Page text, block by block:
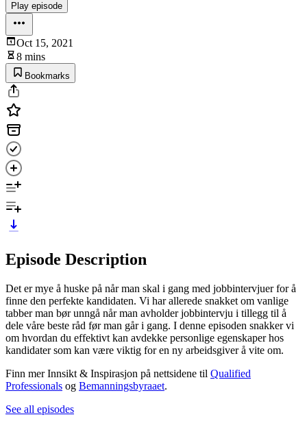
Play episode
Oct 15, 2021
8 mins
Bookmarks
Episode Description
Det er mye å huske på når man skal i gang med jobbintervjuer for å
finne den perfekte kandidaten. Vi har allerede snakket om vanlige
tabber man bør unngå når man avholder jobbintervju i tillegg til å
dele våre beste råd før man går i gang. I denne episoden snakker vi
om hvordan du effektivt kan avdekke personlige egenskaper hos
kandidater som kan være viktig for en ny arbeidsgiver å vite om.
Finn mer Innsikt & Inspirasjon på nettsidene til Qualified
Professionals og Bemanningsbyraaet.
See all episodes